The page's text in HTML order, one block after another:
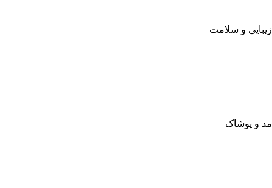
زیبایی و سلامت
مد و پوشاک